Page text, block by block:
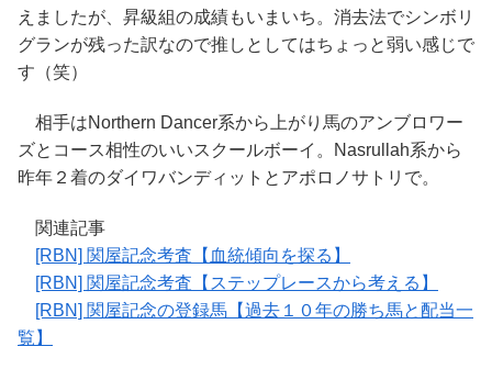
えましたが、昇級組の成績もいまいち。消去法でシンボリ
グランが残った訳なので推しとしてはちょっと弱い感じで
す（笑）
相手はNorthern Dancer系から上がり馬のアンブロワー
ズとコース相性のいいスクールボーイ。Nasrullah系から
昨年２着のダイワバンディットとアポロノサトリで。
関連記事
[RBN] 関屋記念考査【血統傾向を探る】
[RBN] 関屋記念考査【ステップレースから考える】
[RBN] 関屋記念の登録馬【過去１０年の勝ち馬と配当一
覧】